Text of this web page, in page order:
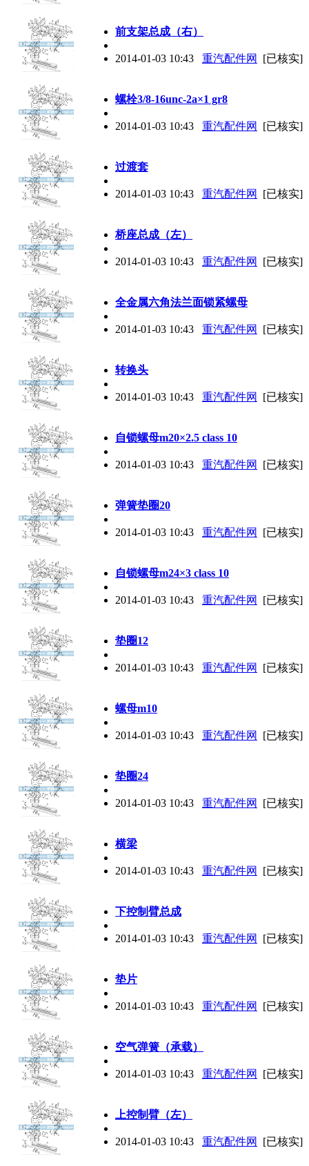
前支架总成（右）
2014-01-03 10:43 重汽配件网 [已核实]
螺栓3/8-16unc-2a×1 gr8
2014-01-03 10:43 重汽配件网 [已核实]
过渡套
2014-01-03 10:43 重汽配件网 [已核实]
桥座总成（左）
2014-01-03 10:43 重汽配件网 [已核实]
全金属六角法兰面锁紧螺母
2014-01-03 10:43 重汽配件网 [已核实]
转换头
2014-01-03 10:43 重汽配件网 [已核实]
自锁螺母m20×2.5 class 10
2014-01-03 10:43 重汽配件网 [已核实]
弹簧垫圈20
2014-01-03 10:43 重汽配件网 [已核实]
自锁螺母m24×3 class 10
2014-01-03 10:43 重汽配件网 [已核实]
垫圈12
2014-01-03 10:43 重汽配件网 [已核实]
螺母m10
2014-01-03 10:43 重汽配件网 [已核实]
垫圈24
2014-01-03 10:43 重汽配件网 [已核实]
横梁
2014-01-03 10:43 重汽配件网 [已核实]
下控制臂总成
2014-01-03 10:43 重汽配件网 [已核实]
垫片
2014-01-03 10:43 重汽配件网 [已核实]
空气弹簧（承载）
2014-01-03 10:43 重汽配件网 [已核实]
上控制臂（左）
2014-01-03 10:43 重汽配件网 [已核实]